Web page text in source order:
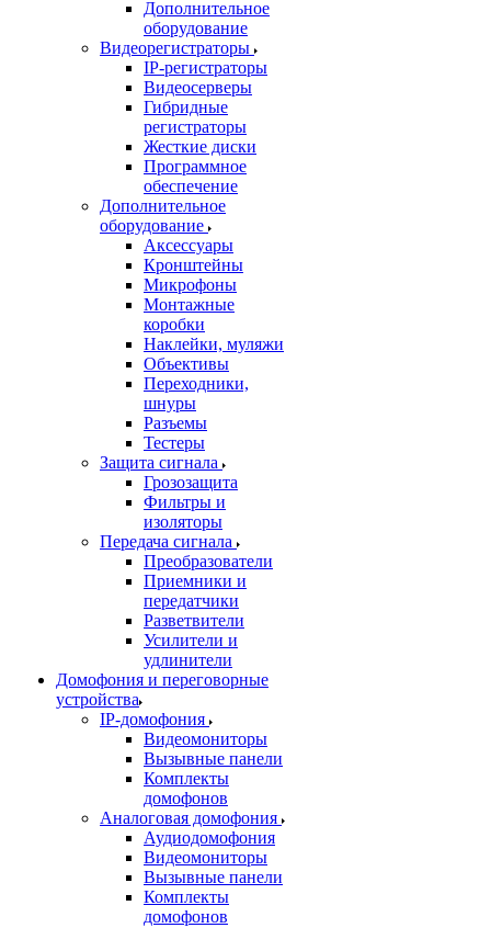
Дополнительное
оборудование
Видеорегистраторы
IP-регистраторы
Видеосерверы
Гибридные
регистраторы
Жесткие диски
Программное
обеспечение
Дополнительное
оборудование
Аксессуары
Кронштейны
Микрофоны
Монтажные
коробки
Наклейки, муляжи
Объективы
Переходники,
шнуры
Разъемы
Тестеры
Защита сигнала
Грозозащита
Фильтры и
изоляторы
Передача сигнала
Преобразователи
Приемники и
передатчики
Разветвители
Усилители и
удлинители
Домофония и переговорные
устройства
IP-домофония
Видеомониторы
Вызывные панели
Комплекты
домофонов
Аналоговая домофония
Аудиодомофония
Видеомониторы
Вызывные панели
Комплекты
домофонов